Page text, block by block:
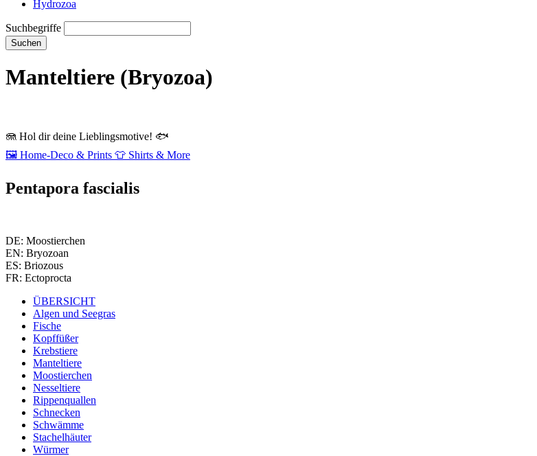
Hydrozoa
Suchbegriffe
Suchen
Manteltiere (Bryozoa)
🪼 Hol dir deine Lieblingsmotive! 🐟
🖼️ Home‑Deco & Prints 👕 Shirts & More
Pentapora fascialis
DE: Moostierchen
EN: Bryozoan
ES: Briozous
FR: Ectoprocta
ÜBERSICHT
Algen und Seegras
Fische
Kopffüßer
Krebstiere
Manteltiere
Moostierchen
Nesseltiere
Rippenquallen
Schnecken
Schwämme
Stachelhäuter
Würmer